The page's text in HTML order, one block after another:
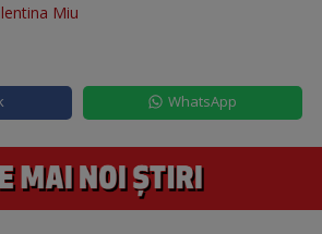
Miu
WhatsApp